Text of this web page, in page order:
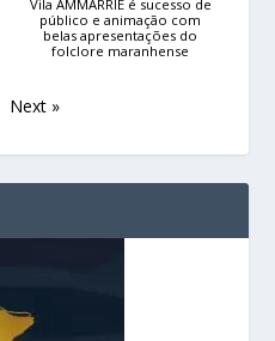
Vila AMMARRIÊ é sucesso de
público e animação com
belas apresentações do
folclore maranhense
Next »